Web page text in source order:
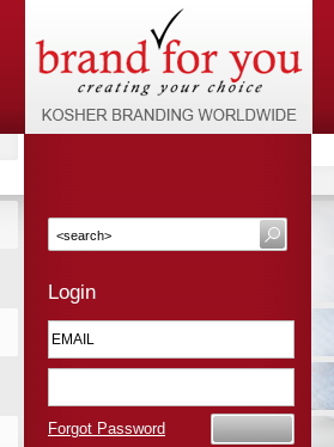
Login
Forgot Password